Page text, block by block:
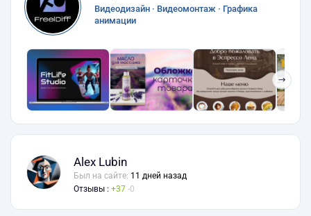
Видеодизайн · Видеомонтаж · Графика
анимации
❯
Alex Lubin
Был на сайте: 11 дней назад
Отзывы :
37 0